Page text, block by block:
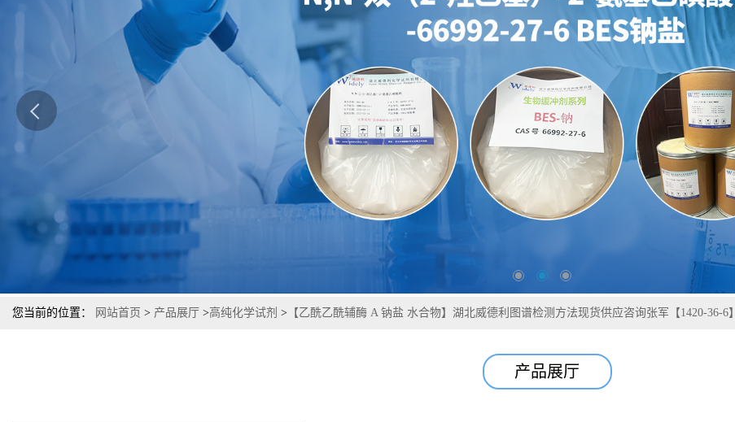
您当前的位置： 网站首页 > 产品展厅 >高纯化学试剂 > 【乙酰乙酰辅酶 A 钠盐 水合物】湖北威德利图谱检测方法现货供应咨询张军【1420-36-6】
产品展厅